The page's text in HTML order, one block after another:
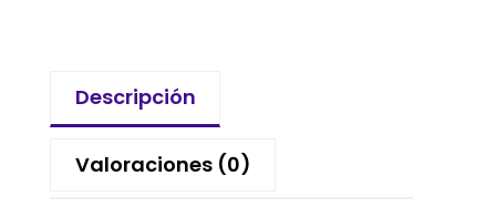
Descripción
Valoraciones (0)